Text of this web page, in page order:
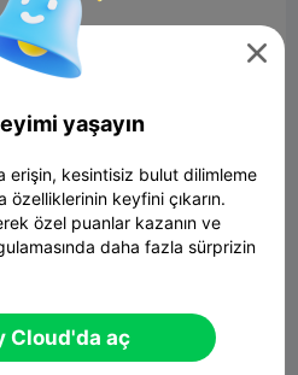

yaşayın
erişin, kesintisiz bulut dilimleme
özelliklerinin keyfini çıkarın.
özel puanlar kazanın ve
daha fazla sürprizin
Cloud'da aç